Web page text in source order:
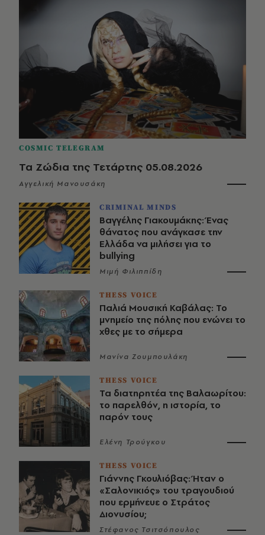
COSMIC TELEGRAM
Τα Ζώδια της Τετάρτης 05.08.2026
Αγγελική Μανουσάκη
CRIMINAL MINDS
Βαγγέλης Γιακουμάκης: Ένας
θάνατος που ανάγκασε την
Ελλάδα να μιλήσει για το
bullying
Μιμή Φιλιππίδη
THESS VOICE
Παλιά Μουσική Καβάλας: Το
μνημείο της πόλης που ενώνει το
χθες με το σήμερα
Μανίνα Ζουμπουλάκη
THESS VOICE
Τα διατηρητέα της Βαλαωρίτου:
το παρελθόν, η ιστορία, το
παρόν τους
Ελένη Τρούγκου
THESS VOICE
Γιάννης Γκουλιόβας: Ήταν ο
«Σαλονικιός» του τραγουδιού
που ερμήνευε ο Στράτος
Διονυσίου;
Στέφανος Τσιτσόπουλος